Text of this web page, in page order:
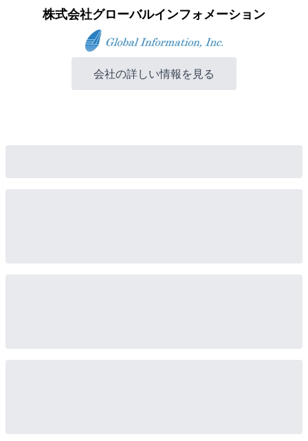
株式会社グローバルインフォメーション
会社の詳しい情報を見る